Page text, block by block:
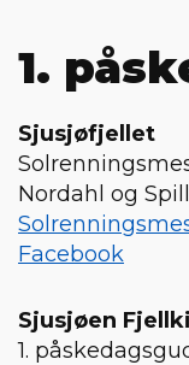
1.
Sjusjøfjellet
Nordahl og
Facebook
Sjusjøen
1.